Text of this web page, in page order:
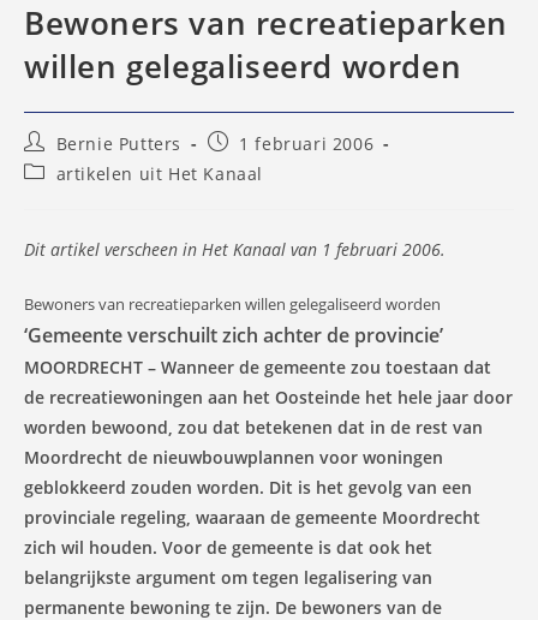
Bewoners van recreatieparken
willen gelegaliseerd worden
Bericht
auteur:
Bernie Putters
Bericht
gepubliceerd
op:
1 februari 2006
Berichtcategorie:
artikelen uit Het Kanaal
Dit artikel verscheen in Het Kanaal van 1 februari 2006.
Bewoners van recreatieparken willen gelegaliseerd worden
‘Gemeente verschuilt zich achter de provincie’
MOORDRECHT – Wanneer de gemeente zou toestaan dat
de recreatiewoningen aan het Oosteinde het hele jaar door
worden bewoond, zou dat betekenen dat in de rest van
Moordrecht de nieuwbouwplannen voor woningen
geblokkeerd zouden worden. Dit is het gevolg van een
provinciale regeling, waaraan de gemeente Moordrecht
zich wil houden. Voor de gemeente is dat ook het
belangrijkste argument om tegen legalisering van
permanente bewoning te zijn. De bewoners van de